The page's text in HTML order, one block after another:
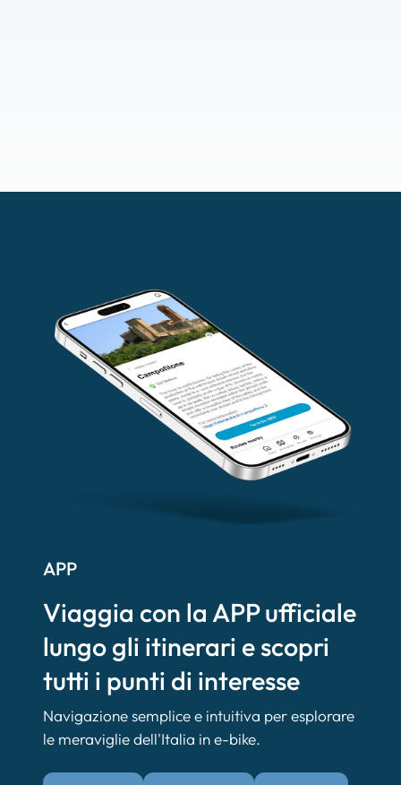
APP
Viaggia con la APP ufficiale
lungo gli itinerari e scopri
tutti i punti di interesse
Navigazione semplice e intuitiva per esplorare
le meraviglie dell'Italia in e-bike.